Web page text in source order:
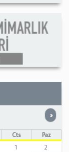
»
Cts
Paz
1
2